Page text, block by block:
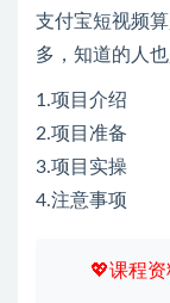
支付宝短视频
多，知道的人
1.项目介绍
2.项目准备
3.项目实操
4.注意事项
💖课程